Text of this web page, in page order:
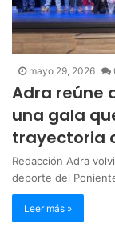
mayo 29, 2026
Adra reúne
una gala
trayectoria
Redacción Adra
deporte del
Leer más »